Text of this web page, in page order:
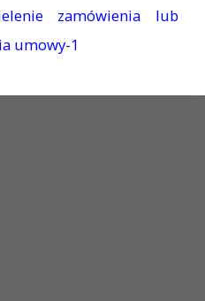
zamówienia lub
umowy-1